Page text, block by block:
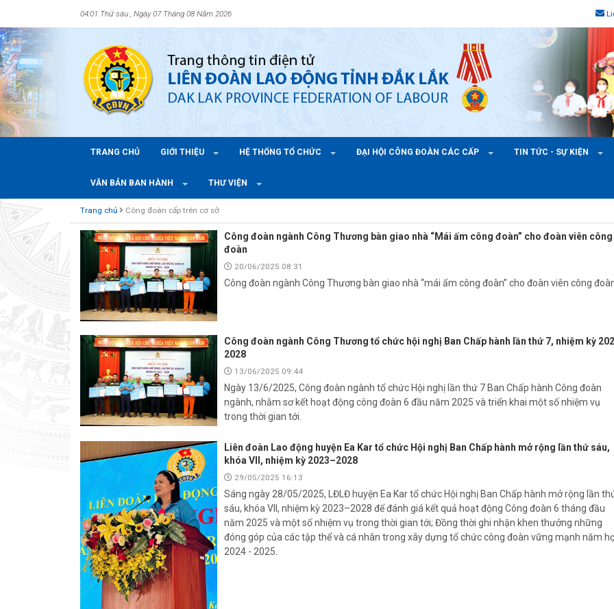
04:01 Thứ sáu , Ngày 07 Tháng 08 Năm 2026
TRANG CHỦ GIỚI THIỆU HỆ THỐNG TỔ CHỨC ĐẠI HỘI CÔNG ĐOÀN CÁC CẤP TIN TỨC - SỰ KIỆN
VĂN BẢN BAN HÀNH THƯ VIỆN
Trang chủ Công đoàn cấp trên cơ sở
Công đoàn ngành Công Thương bàn giao nhà “Mái ấm công đoàn” cho đoàn viên công
đoàn
20/06/2025 08:31
Công đoàn ngành Công Thương bàn giao nhà “mái ấm công đoàn” cho đoàn viên công
Công đoàn ngành Công Thương tổ chức hội nghị Ban Chấp hành lần thứ 7, nhiệm kỳ
2028
13/06/2025 09:44
Ngày 13/6/2025, Công đoàn ngành tổ chức Hội nghị lần thứ 7 Ban Chấp hành Công đoàn
ngành, nhằm sơ kết hoạt động công đoàn 6 đầu năm 2025 và triển khai một số nhiệm vụ
trong thời gian tới.
Liên đoàn Lao động huyện Ea Kar tổ chức Hội nghị Ban Chấp hành mở rộng lần thứ sáu,
khóa VII, nhiệm kỳ 2023–2028
29/05/2025 16:13
Sáng ngày 28/05/2025, LĐLĐ huyện Ea Kar tổ chức Hội nghị Ban Chấp hành mở rộng lần
sáu, khóa VII, nhiệm kỳ 2023–2028 để đánh giá kết quả hoạt động Công đoàn 6 tháng đầu
năm 2025 và một số nhiệm vụ trong thời gian tới; Đồng thời ghi nhận khen thưởng những
đóng góp của các tập thể và cá nhân trong xây dựng tổ chức công đoàn vững mạnh năm
2024 - 2025.